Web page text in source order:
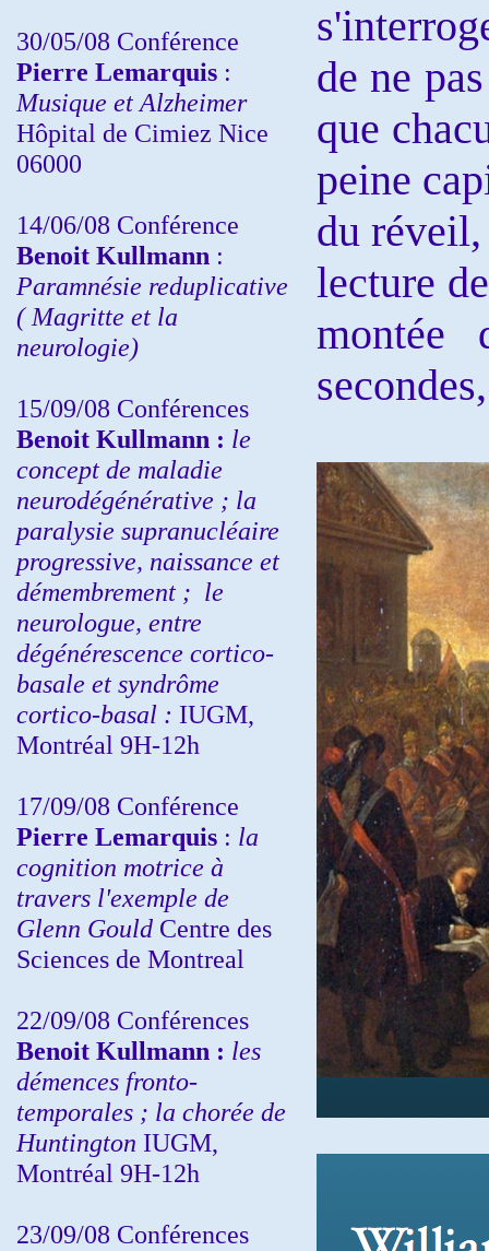
30/05/08 Conférence
Pierre Lemarquis :
Musique et Alzheimer
Hôpital de Cimiez Nice
06000
14/06/08 Conférence
Benoit Kullmann :
Paramnésie reduplicative
( Magritte et la
neurologie)
15/09/08 Conférences
Benoit Kullmann : le
concept de maladie
neurodégénérative ; la
paralysie supranucléaire
progressive, naissance et
démembrement ; le
neurologue, entre
dégénérescence cortico-
basale et syndrôme
cortico-basal : IUGM,
Montréal 9H-12h
17/09/08 Conférence
Pierre Lemarquis : la
cognition motrice à
travers l'exemple de
Glenn Gould Centre des
Sciences de Montreal
22/09/08 Conférences
Benoit Kullmann : les
démences fronto-
temporales ; la chorée de
Huntington IUGM,
Montréal 9H-12h
23/09/08 Conférences
de ne
que
peine
du
lecture
montée